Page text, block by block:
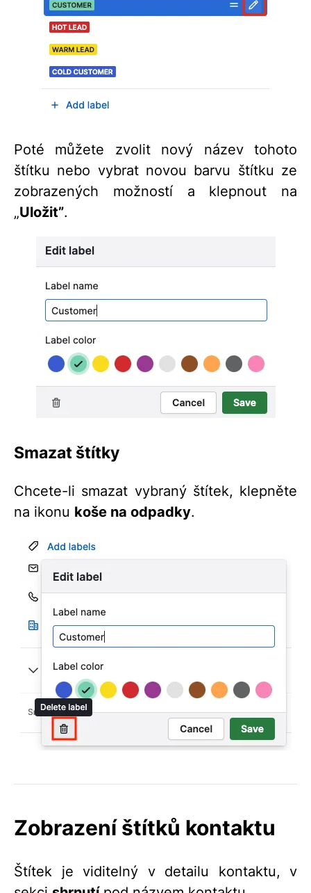
Poté můžete zvolit nový název tohoto
štítku nebo vybrat novou barvu štítku ze
zobrazených možností a klepnout na
„Uložit”.
Smazat štítky
Chcete-li smazat vybraný štítek, klepněte
na ikonu koše na odpadky.
Zobrazení štítků kontaktu
Štítek je viditelný v detailu kontaktu, v